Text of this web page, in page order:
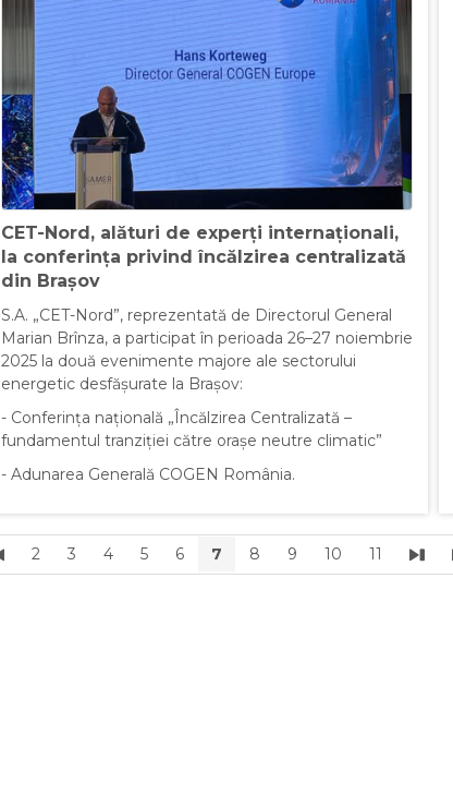
CET-Nord, alături de experți internaționali,
la conferința privind încălzirea centralizată
din Brașov
S.A. „CET-Nord”, reprezentată de Directorul General
Marian Brînza, a participat în perioada 26–27 noiembrie
2025 la două evenimente majore ale sectorului
energetic desfășurate la Brașov:
- Conferința națională „Încălzirea Centralizată –
fundamentul tranziției către orașe neutre climatic”
- Adunarea Generală COGEN România.
2 3 4 5 6 7 8 9 10 11